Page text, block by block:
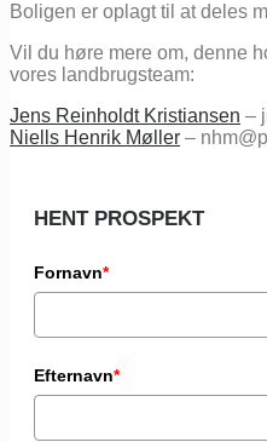
Boligen er oplagt til at deles
Vil du høre mere om, denne
vores landbrugsteam:
Jens Reinholdt Kristiansen –
Niells Henrik Møller –
HENT PROSPEKT
Fornavn*
Efternavn*